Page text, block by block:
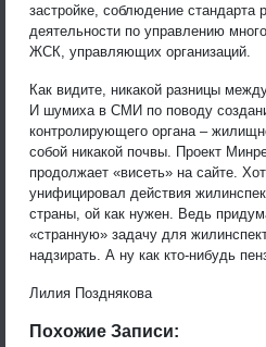
застройке, соблюдение стандарта
деятельности по управлению
ЖСК, управляющих организаций.
Как видите, никакой разницы
И шумиха в СМИ по поводу
контролирующего органа –
собой никакой почвы. Проект
продолжает «висеть» на сайте.
унифицировал действия
страны, ой как нужен. Ведь
«странную» задачу для
надзирать. А ну как кто-нибудь
Лилия Позднякова
Похожие Записи: